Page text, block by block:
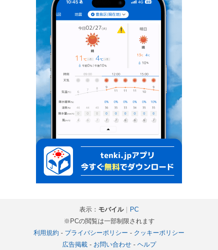
表示： モバイル｜ PC
※PCの閲覧は一部制限されます
利用規約 - プライバシーポリシー - クッキーポリシー
広告掲載- お問い合わせ- ヘルプ